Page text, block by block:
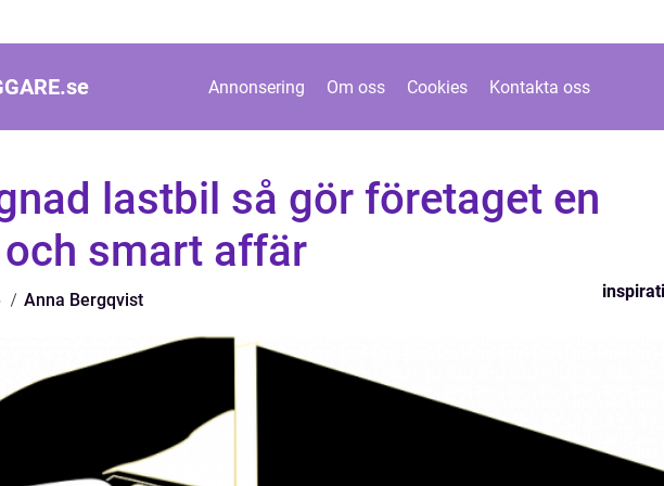
se Annonsering Om oss Cookies Kontakta oss
lastbil så gör företaget en
smart affär
Anna Bergqvist